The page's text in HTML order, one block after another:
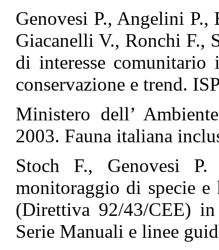
Genovesi P., Angelini
Giacanelli V., Ronchi F.,
di interesse
conservazione e trend.
Ministero dell’
2003. Fauna italiana
Stoch F., Genovesi
monitoraggio di specie e
(Direttiva 92/43/CEE)
Serie Manuali e linee